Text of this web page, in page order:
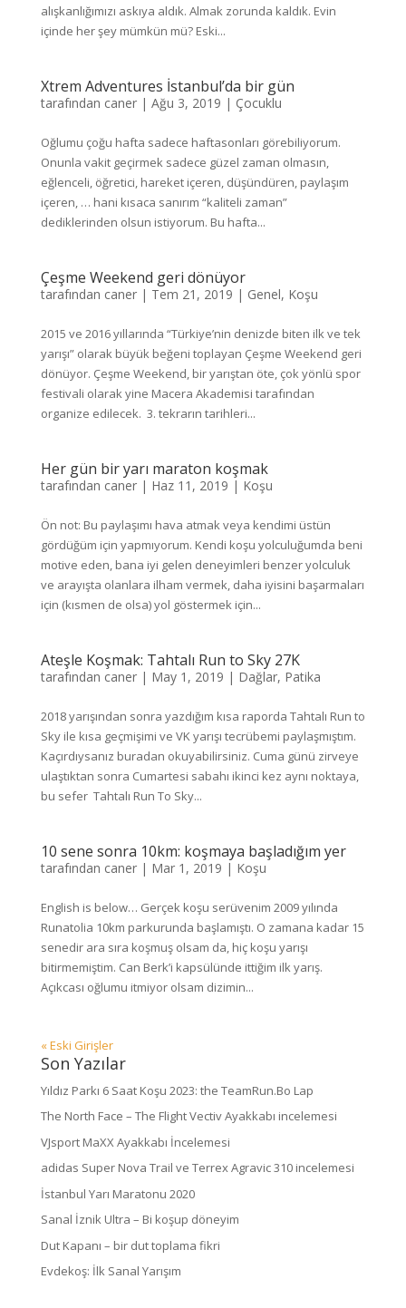
alışkanlığımızı askıya aldık. Almak zorunda kaldık. Evin
içinde her şey mümkün mü? Eski...
Xtrem Adventures İstanbul’da bir gün
tarafından caner| Ağu 3, 2019 | Çocuklu
Oğlumu çoğu hafta sadece haftasonları görebiliyorum.
Onunla vakit geçirmek sadece güzel zaman olmasın,
eğlenceli, öğretici, hareket içeren, düşündüren, paylaşım
içeren, … hani kısaca sanırım “kaliteli zaman”
dediklerinden olsun istiyorum. Bu hafta...
Çeşme Weekend geri dönüyor
tarafından caner| Tem 21, 2019 | Genel, Koşu
2015 ve 2016 yıllarında “Türkiye’nin denizde biten ilk ve tek
yarışı” olarak büyük beğeni toplayan Çeşme Weekend geri
dönüyor. Çeşme Weekend, bir yarıştan öte, çok yönlü spor
festivali olarak yine Macera Akademisi tarafından
organize edilecek. 3. tekrarın tarihleri...
Her gün bir yarı maraton koşmak
tarafından caner| Haz 11, 2019 | Koşu
Ön not: Bu paylaşımı hava atmak veya kendimi üstün
gördüğüm için yapmıyorum. Kendi koşu yolculuğumda beni
motive eden, bana iyi gelen deneyimleri benzer yolculuk
ve arayışta olanlara ilham vermek, daha iyisini başarmaları
için (kısmen de olsa) yol göstermek için...
Ateşle Koşmak: Tahtalı Run to Sky 27K
tarafından caner| May 1, 2019 | Dağlar, Patika
2018 yarışından sonra yazdığım kısa raporda Tahtalı Run to
Sky ile kısa geçmişimi ve VK yarışı tecrübemi paylaşmıştım.
Kaçırdıysanız buradan okuyabilirsiniz. Cuma günü zirveye
ulaştıktan sonra Cumartesi sabahı ikinci kez aynı noktaya,
bu sefer Tahtalı Run To Sky...
10 sene sonra 10km: koşmaya başladığım yer
tarafından caner| Mar 1, 2019 | Koşu
English is below… Gerçek koşu serüvenim 2009 yılında
Runatolia 10km parkurunda başlamıştı. O zamana kadar 15
senedir ara sıra koşmuş olsam da, hiç koşu yarışı
bitirmemiştim. Can Berk’i kapsülünde ittiğim ilk yarış.
Açıkcası oğlumu itmiyor olsam dizimin...
« Eski Girişler
Son Yazılar
Yıldız Parkı 6 Saat Koşu 2023: the TeamRun.Bo Lap
The North Face – The Flight Vectiv Ayakkabı incelemesi
VJsport MaXX Ayakkabı İncelemesi
adidas Super Nova Trail ve Terrex Agravic 310 incelemesi
İstanbul Yarı Maratonu 2020
Sanal İznik Ultra – Bi koşup döneyim
Dut Kapanı – bir dut toplama fikri
Evdekoş: İlk Sanal Yarışım